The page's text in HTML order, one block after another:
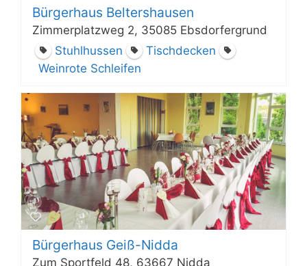
Bürgerhaus Beltershausen
Zimmerplatzweg 2, 35085 Ebsdorfergrund
Stuhlhussen
Tischdecken
Weinrote Schleifen
Bürgerhaus Geiß-Nidda
Zum Sportfeld 48, 63667 Nidda